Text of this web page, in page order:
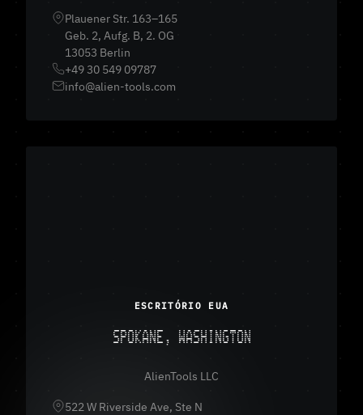
Plauener Str. 163–165
Geb. 2, Aufg. B, 2. OG
13053 Berlin
+49 30 549 09787
info@alien-tools.com
ESCRITÓRIO EUA
SPOKANE, WASHINGTON
AlienTools LLC
522 W Riverside Ave, Ste N